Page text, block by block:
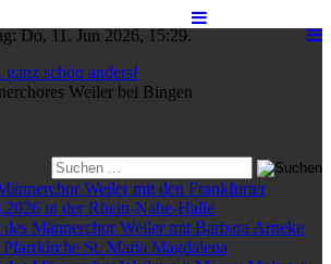
Do, 11. Jun 2026, 15:29.
schön anders!
Weiler bei Bingen